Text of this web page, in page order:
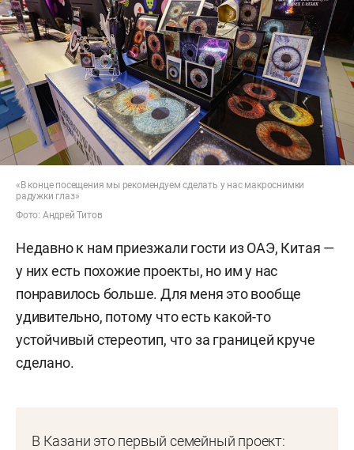
«В конце посещения мы рекомендуем сделать у нас макроснимки
радужки глаз»
Фото: Андрей Титов
Недавно к нам приезжали гости из ОАЭ, Китая —
у них есть похожие проекты, но им у нас
понравилось больше. Для меня это вообще
удивительно, потому что есть какой-то
устойчивый стереотип, что за границей круче
сделано.
В Казани это первый семейный проект: